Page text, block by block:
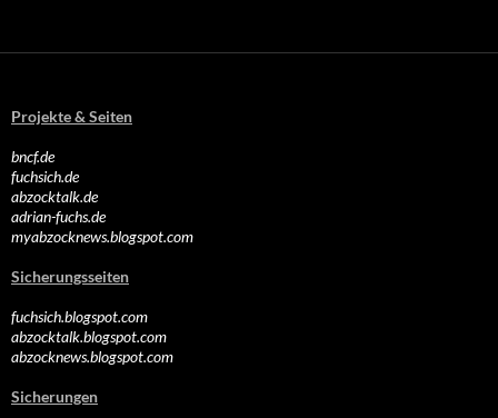
Projekte & Seiten
bncf.de
fuchsich.de
abzocktalk.de
adrian-fuchs.de
myabzocknews.blogspot.com
Sicherungsseiten
fuchsich.blogspot.com
abzocktalk.blogspot.com
abzocknews.blogspot.com
Sicherungen